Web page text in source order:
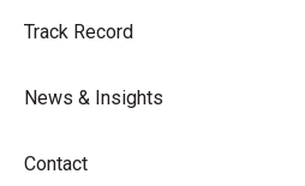
Track Record
News & Insights
Contact